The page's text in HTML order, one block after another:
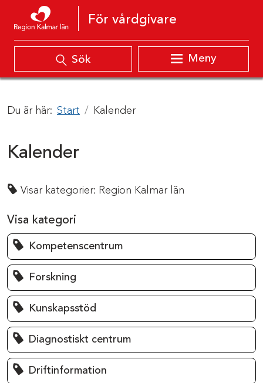
Hoppa till innehåll
För vårdgivare
Sök Meny
Du är här: Start Kalender
Kalender
Visar kategorier: Region Kalmar län
Visa kategori
Kompetenscentrum
Forskning
Kunskapsstöd
Diagnostiskt centrum
Driftinformation